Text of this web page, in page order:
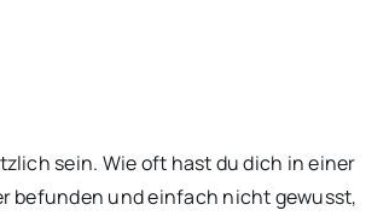
sein. Wie oft hast du dich in einer
befunden und einfach nicht gewusst,